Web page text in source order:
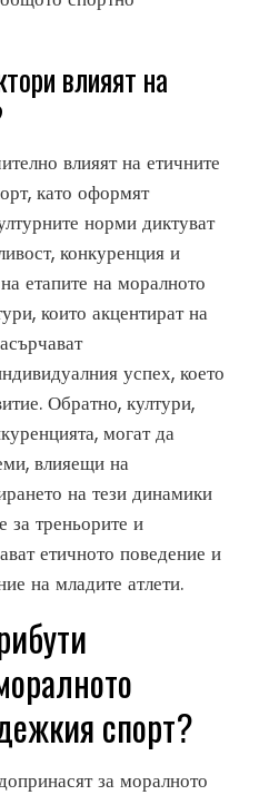
влияят на
влияят на етичните
като оформят
норми диктуват
конкуренция и
етапите на моралното
които акцентират на
успех, което
Обратно, култури,
могат да
влияещи на
на тези динамики
за треньорите и
етичното поведение и
на младите атлети.
спорт?
за моралното